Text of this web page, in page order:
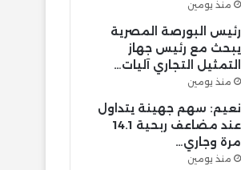
منذ يومين
رئيس البورصة المصرية
يبحث مع رئيس جهاز
التمثيل التجاري آليات…
منذ يومين
نعيم: سهم جهينة يتداول
عند مضاعف ربحية 14.1
مرة وجاري…
منذ يومين